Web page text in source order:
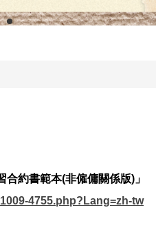
約書範本(非僱傭關係版)」
4755.php?Lang=zh-tw